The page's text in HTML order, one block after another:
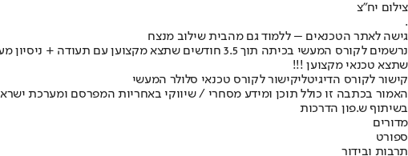
צילום יח”צ
.
גישה לאתר הטכנאים – ללמוד גם מהבית שילוב מנצח
נרשמים לקורס המעשי בכיתה תוך 3.5 חודשים שתצא
שתצא טכנאי מקצוען !!!
קישור לקורס הדיגיטליקישור לקורס טכנאי סלולר המעשי
האמור בכתבה זו כולל תוכן ומידע מסחרי / שיווקי באחריות המפרסם ומערכת
בשיתוף ש.פון הדרכות
מדורים
ספורט
תרבות ובידור